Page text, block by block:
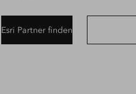
Esri Partner finden Login